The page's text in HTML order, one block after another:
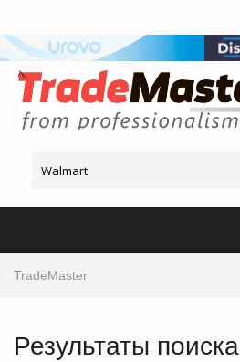
TradeMaster
Результаты поиска